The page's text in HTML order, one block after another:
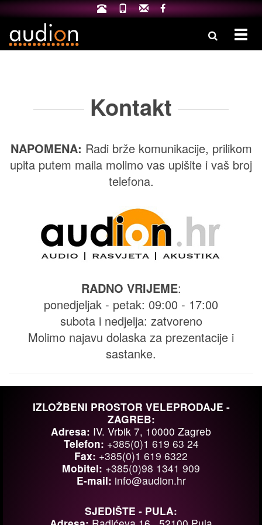
Kontakt
NAPOMENA: Radi brže komunikacije, prilikom
upita putem maila molimo vas upišite i vaš broj
telefona.
RADNO VRIJEME:
ponedjeljak - petak: 09:00 - 17:00
subota i nedjelja: zatvoreno
Molimo najavu dolaska za prezentacije i
sastanke.
IZLOŽBENI PROSTOR VELEPRODAJE -
ZAGREB:
Adresa: IV. Vrbik 7, 10000 Zagreb
Telefon: +385(0)1 619 63 24
Fax: +385(0)1 619 6322
Mobitel: +385(0)98 1341 909
E-mail: rh.noidua@ofni
SJEDIŠTE - PULA: